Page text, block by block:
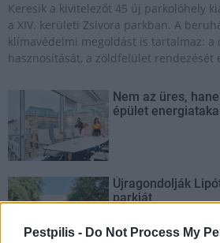
Pestpilis - Do Not Process My
Keresik a kivitelezőt 45 új parkolóhely
a XIV. kerületi Zsivora parkban. A
klímavédelmi megoldást is tartalmaz: a
hasznosítását, a zöldfelület rendezését
Nem az üres,
épület
Újragondolják
parkját